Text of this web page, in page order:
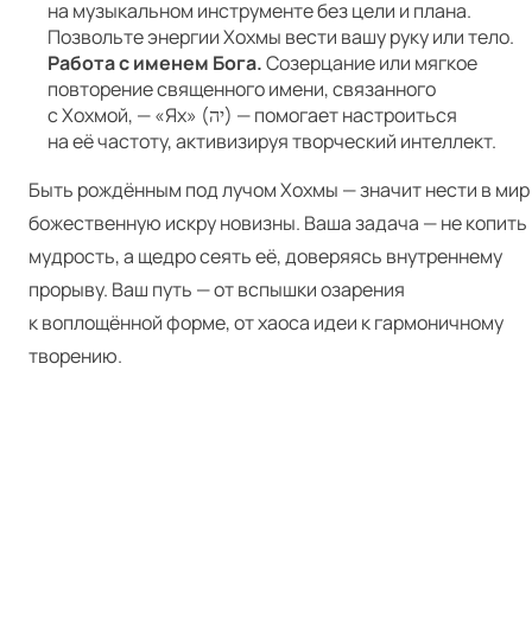
на музыкальном инструменте без цели и плана.
Позвольте энергии Хохмы вести вашу руку или тело.
Работа с именем Бога.Созерцание или мягкое
повторение священного имени, связанного
с Хохмой, — «Ях» (יה) — помогает настроиться
на её частоту, активизируя творческий интеллект.
Быть рождённым под лучом Хохмы — значит нести в мир
божественную искру новизны. Ваша задача — не копить
мудрость, а щедро сеять её, доверяясь внутреннему
прорыву. Ваш путь — от вспышки озарения
к воплощённой форме, от хаоса идеи к гармоничному
творению.